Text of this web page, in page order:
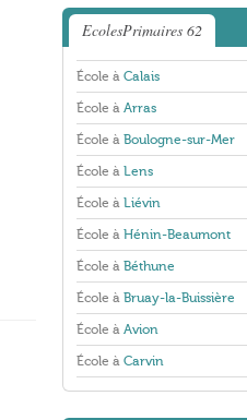
EcolesPrimaires 62
École à Calais
École à Arras
École à Boulogne-sur-Mer
École à Lens
École à Liévin
École à Hénin-Beaumont
École à Béthune
École à Bruay-la-Buissière
École à Avion
École à Carvin